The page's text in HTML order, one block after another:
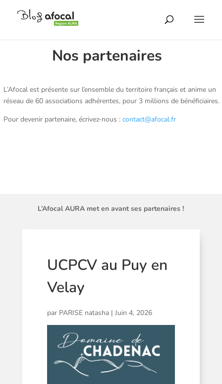
Nos partenaires
L’Afocal est présente sur l’ensemble du territoire français et anime un
réseau de 60 associations adhérentes, pour 3 millions de bénéficiaires.
Pour devenir partenaire, écrivez-nous : contact@afocal.fr
L’Afocal AURA met en avant ses partenaires !
UCPCV au Puy en
Velay
par PARISE natasha| Juin 4, 2026